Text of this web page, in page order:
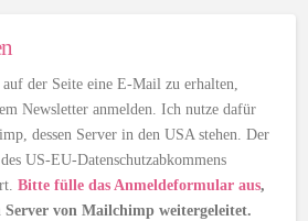
der Seite eine E-Mail zu erhalten,
Newsletter anmelden. Ich nutze dafür
dessen Server in den USA stehen. Der
US-EU-Datenschutzabkommens
Bitte fülle das Anmeldeformular aus,
von Mailchimp weitergeleitet.